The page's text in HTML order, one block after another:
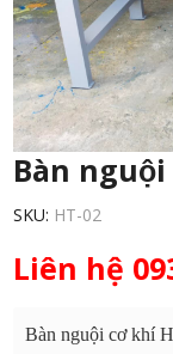
Bàn
SKU: HT-02
Liên hệ
Bàn nguội cơ khí